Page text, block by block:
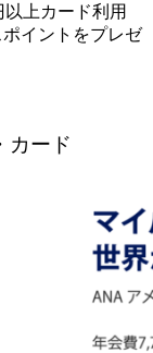
上カード利用
ポイントをプレゼ
カード